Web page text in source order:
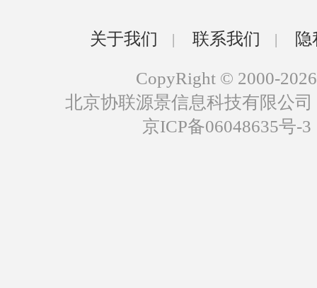
关于我们 | 联系我们 |
CopyRight © 2000-2026
北京协联源景信息科技有限公
京ICP备06048635号-3